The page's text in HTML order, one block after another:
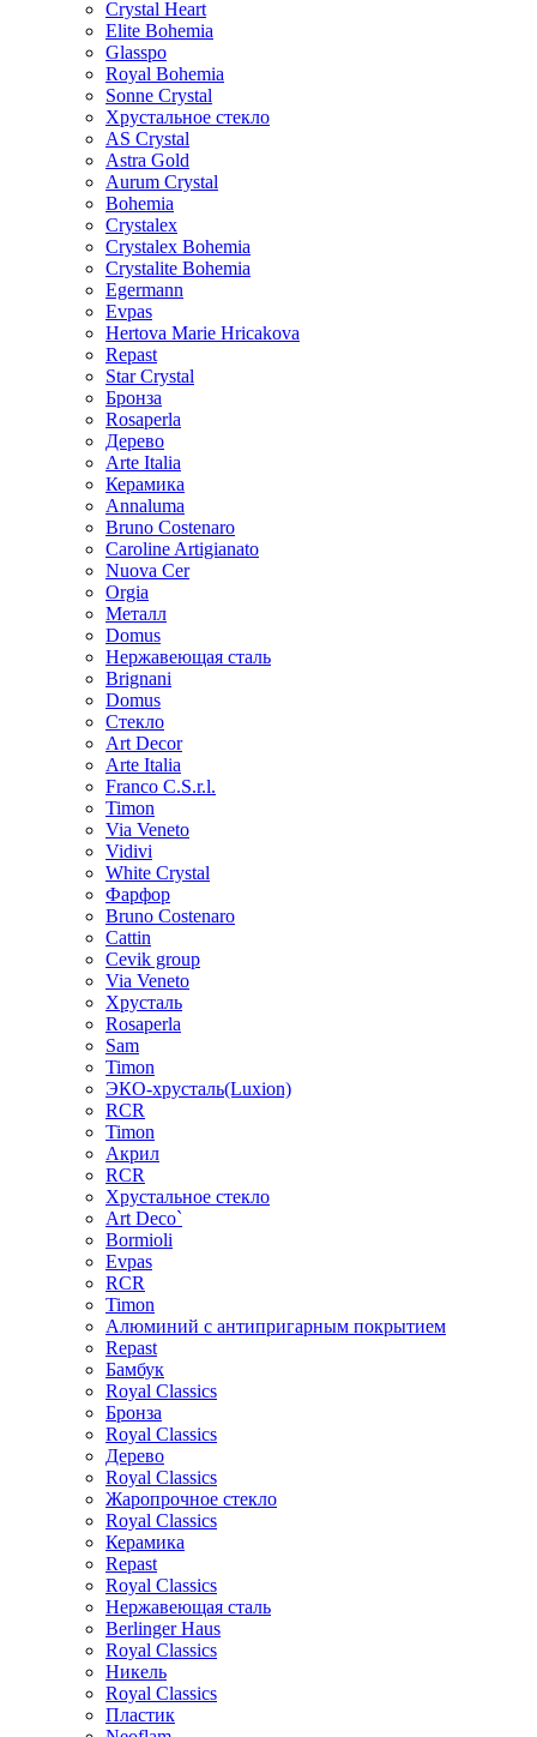
Crystal Heart
Elite Bohemia
Glasspo
Royal Bohemia
Sonne Crystal
Хрустальное стекло
AS Crystal
Astra Gold
Aurum Crystal
Bohemia
Crystalex
Crystalex Bohemia
Crystalite Bohemia
Egermann
Evpas
Hertova Marie Hricakova
Repast
Star Crystal
Бронза
Rosaperla
Дерево
Arte Italia
Керамика
Annaluma
Bruno Costenaro
Caroline Artigianato
Nuova Cer
Orgia
Металл
Domus
Нержавеющая сталь
Brignani
Domus
Стекло
Art Decor
Arte Italia
Franco C.S.r.l.
Timon
Via Veneto
Vidivi
White Crystal
Фарфор
Bruno Costenaro
Cattin
Cevik group
Via Veneto
Хрусталь
Rosaperla
Sam
Timon
ЭКО-хрусталь(Luxion)
RCR
Timon
Акрил
RCR
Хрустальное стекло
Art Deco`
Bormioli
Evpas
RCR
Timon
Алюминий с антипригарным покрытием
Repast
Бамбук
Royal Classics
Бронза
Royal Classics
Дерево
Royal Classics
Жаропрочное стекло
Royal Classics
Керамика
Repast
Royal Classics
Нержавеющая сталь
Berlinger Haus
Royal Classics
Никель
Royal Classics
Пластик